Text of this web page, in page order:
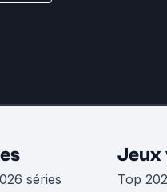
séries
Jeux
Top